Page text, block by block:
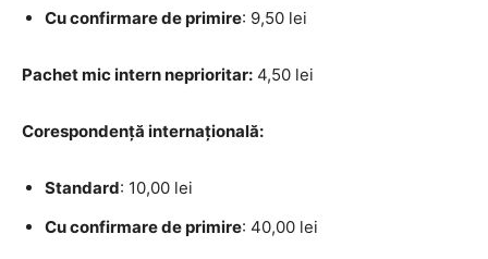
Cu confirmare de primire: 9,50 lei
Pachet mic intern neprioritar: 4,50 lei
Corespondență internațională:
Standard: 10,00 lei
Cu confirmare de primire: 40,00 lei